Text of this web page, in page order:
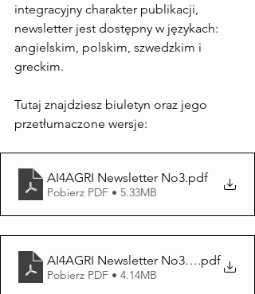
integracyjny charakter publikacji,
newsletter jest dostępny w językach:
angielskim, polskim, szwedzkim i
greckim.
Tutaj znajdziesz biuletyn oraz jego
przetłumaczone wersje:
AI4AGRI Newsletter No3.pdf
Pobierz PDF • 5.33MB
AI4AGRI Newsletter No3_PL.pdf
Pobierz PDF • 4.14MB